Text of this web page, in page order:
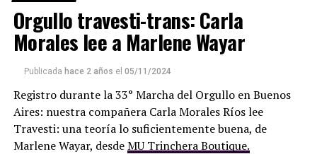
la actividad periodística, con medios y cuentapropistas
que han hecho del callar y mentir un oficio altamente
remunerativo, y con grandes empresas que han
metamorfoseado la idea de comunicación para
convertirse en sedes de operaciones políticas y negocios
turbios.
Orgullo travesti-trans: Carla
Morales lee a Marlene Wayar
Publicada hace 2 años el 05/11/2024
Registro durante la 33° Marcha del Orgullo en Buenos
Aires: nuestra compañera Carla Morales Ríos lee
Travesti: una teoría lo suficientemente buena, de
Marlene Wayar, desdeMU Trinchera Boutique.